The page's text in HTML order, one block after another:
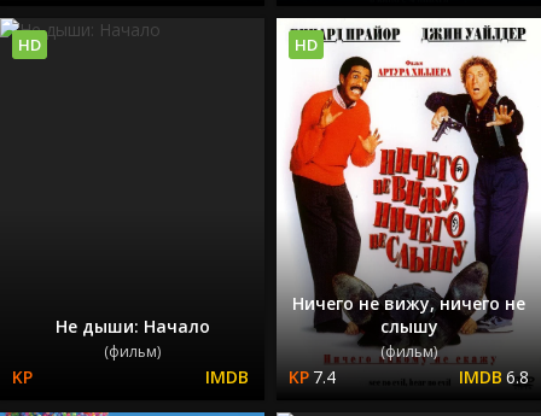
Не дыши: Начало
(фильм)
HD
Ничего не вижу, ничего не
слышу
(фильм)
7.4 6.8
HD